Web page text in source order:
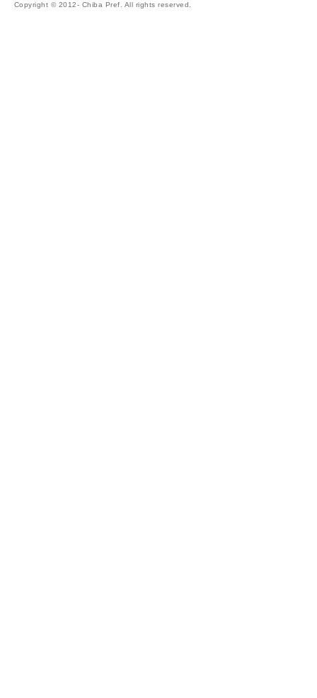
Copyright © 2012- Chiba Pref. All rights reserved.